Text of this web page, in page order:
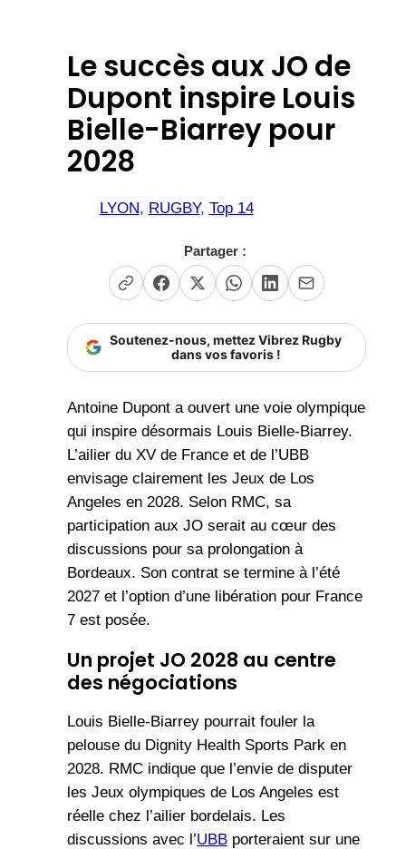
Le succès aux JO de
Dupont inspire Louis
Bielle-Biarrey pour
2028
LYON, RUGBY, Top 14
Partager :
Soutenez-nous, mettez Vibrez Rugby
dans vos favoris !
Antoine Dupont a ouvert une voie olympique
qui inspire désormais Louis Bielle-Biarrey.
L’ailier du XV de France et de l’UBB
envisage clairement les Jeux de Los
Angeles en 2028. Selon RMC, sa
participation aux JO serait au cœur des
discussions pour sa prolongation à
Bordeaux. Son contrat se termine à l’été
2027 et l’option d’une libération pour France
7 est posée.
Un projet JO 2028 au centre
des négociations
Louis Bielle-Biarrey pourrait fouler la
pelouse du Dignity Health Sports Park en
2028. RMC indique que l’envie de disputer
les Jeux olympiques de Los Angeles est
réelle chez l’ailier bordelais. Les
discussions avec l’UBBporteraient sur une